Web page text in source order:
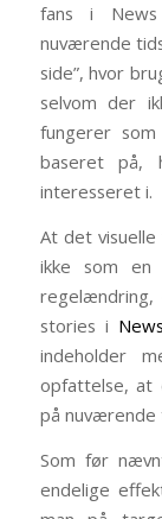
fans i
nuværende
side”, hvor
selvom der
fungerer
baseret på,
interesseret i.
At det
ikke som en
regelændring,
stories i
indeholder
opfattelse, at
på nuværende
Som før
endelige